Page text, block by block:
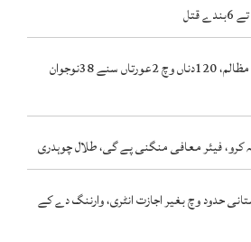
مقبوضہ کشمیر وچ بھارتی مظالم، 120دناں وچ 2عورتاں سنے 38نوجوان
فیئر معافی منگنی پے گی، طلال چوہدری
حدود وچ بغیر اجازت انٹری، وارننگ دے کے